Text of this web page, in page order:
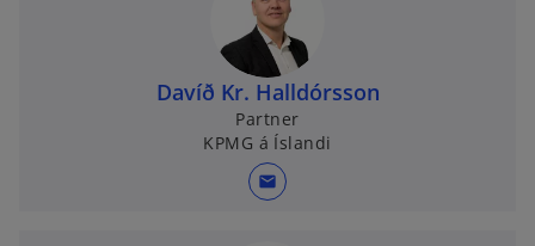
Davíð Kr. Halldórsson
Partner
KPMG á Íslandi
mail